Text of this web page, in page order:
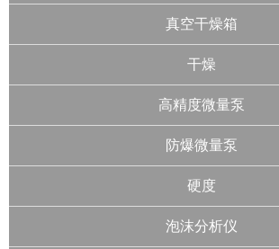
真空干燥箱
干燥
高精度微量泵
防爆微量泵
硬度
泡沫分析仪